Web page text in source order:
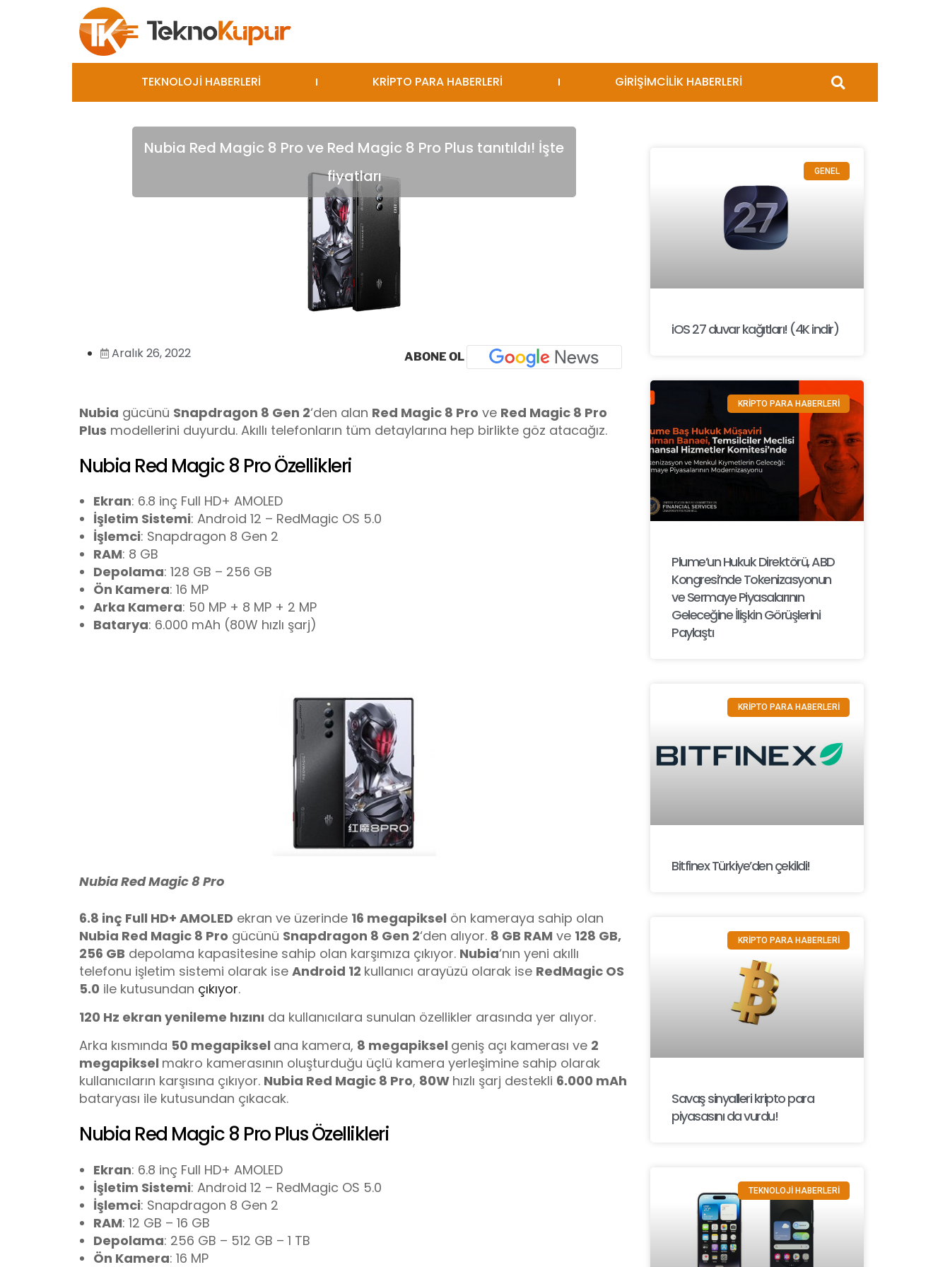
TEKNOLOJİ HABERLERİ KRİPTO PARA HABERLERİ GİRİŞİMCİLİK HABERLERİ
Nubia Red Magic 8 Pro ve Red Magic 8 Pro Plus tanıtıldı! İşte
fiyatları
Aralık 26, 2022 ABONE OL
Nubia gücünü Snapdragon 8 Gen 2‘den alan Red Magic 8 Pro ve Red Magic 8 Pro
Plus modellerini duyurdu. Akıllı telefonların tüm detaylarına hep birlikte göz atacağız.
Nubia Red Magic 8 Pro Özellikleri
Ekran: 6.8 inç Full HD+ AMOLED
İşletim Sistemi: Android 12 – RedMagic OS 5.0
İşlemci: Snapdragon 8 Gen 2
RAM: 8 GB
Depolama: 128 GB – 256 GB
Ön Kamera: 16 MP
Arka Kamera: 50 MP + 8 MP + 2 MP
Batarya: 6.000 mAh (80W hızlı şarj)
Nubia Red Magic 8 Pro
6.8 inç Full HD+ AMOLED ekran ve üzerinde 16 megapiksel ön kameraya sahip olan
Nubia Red Magic 8 Pro gücünü Snapdragon 8 Gen 2‘den alıyor. 8 GB RAM ve 128 GB,
256 GB depolama kapasitesine sahip olan karşımıza çıkıyor. Nubia‘nın yeni akıllı
telefonu işletim sistemi olarak ise Android 12 kullanıcı arayüzü olarak ise RedMagic OS
5.0 ile kutusundan çıkıyor.
120 Hz ekran yenileme hızını da kullanıcılara sunulan özellikler arasında yer alıyor.
Arka kısmında 50 megapiksel ana kamera, 8 megapiksel geniş açı kamerası ve 2
megapiksel makro kamerasının oluşturduğu üçlü kamera yerleşimine sahip olarak
kullanıcıların karşısına çıkıyor. Nubia Red Magic 8 Pro, 80W hızlı şarj destekli 6.000 mAh
bataryası ile kutusundan çıkacak.
Nubia Red Magic 8 Pro Plus Özellikleri
Ekran: 6.8 inç Full HD+ AMOLED
İşletim Sistemi: Android 12 – RedMagic OS 5.0
İşlemci: Snapdragon 8 Gen 2
RAM: 12 GB – 16 GB
Depolama: 256 GB – 512 GB – 1 TB
Ön Kamera: 16 MP
GENEL
iOS 27 duvar kağıtları! (4K indir)
KRİPTO PARA HABERLERİ
Plume’un Hukuk Direktörü, ABD
Kongresi’nde Tokenizasyonun
ve Sermaye Piyasalarının
Geleceğine İlişkin Görüşlerini
Paylaştı
KRİPTO PARA HABERLERİ
Bitfinex Türkiye’den çekildi!
KRİPTO PARA HABERLERİ
Savaş sinyalleri kripto para
piyasasını da vurdu!
TEKNOLOJİ HABERLERİ